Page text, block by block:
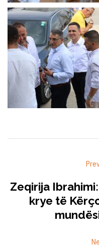
Zeqirija
krye të